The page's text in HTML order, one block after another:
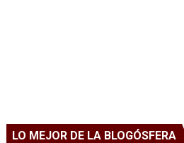
LO MEJOR DE LA BLOGÓSFERA